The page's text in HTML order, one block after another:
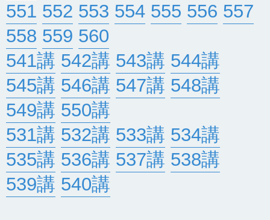
551 552 553 554 555 556 557
558 559 560
541講 542講 543講 544講
545講 546講 547講 548講
549講 550講
531講 532講 533講 534講
535講 536講 537講 538講
539講 540講